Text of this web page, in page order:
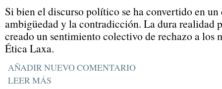
Si bien el discurso político se ha convertido en un
ambigüedad y la contradicción. La dura realidad
creado un sentimiento colectivo de rechazo a los
Ética Laxa.
AÑADIR NUEVO COMENTARIO
LEER MÁS